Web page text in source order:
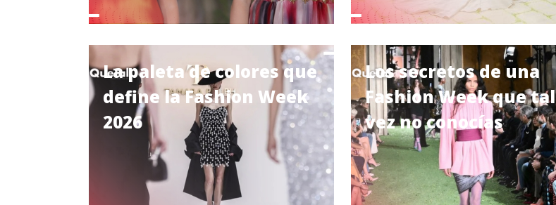
La paleta de colores que
define la Fashion Week
2026
Los secretos de una
Fashion Week que tal
vez no conocías